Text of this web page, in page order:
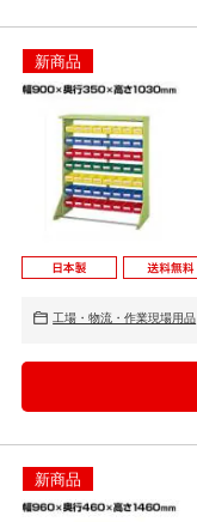
新商品
工場・物流・作業現場用品
新商品